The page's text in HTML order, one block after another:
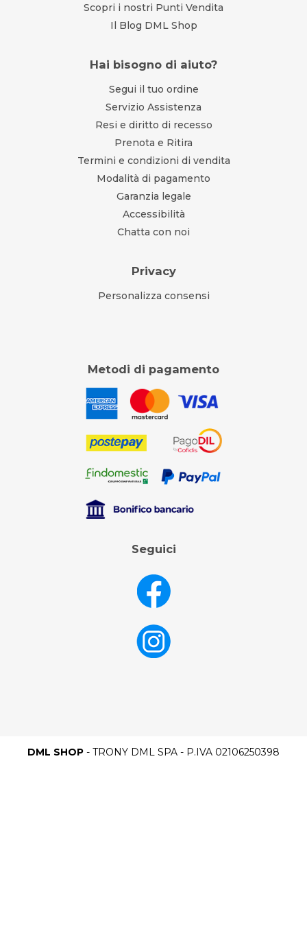
Scopri i nostri Punti Vendita
Il Blog DML Shop
Hai bisogno di aiuto?
Segui il tuo ordine
Servizio Assistenza
Resi e diritto di recesso
Prenota e Ritira
Termini e condizioni di vendita
Modalità di pagamento
Garanzia legale
Accessibilità
Chatta con noi
Privacy
Personalizza consensi
Metodi di pagamento
Seguici
DML SHOP - TRONY DML SPA - P.IVA 02106250398